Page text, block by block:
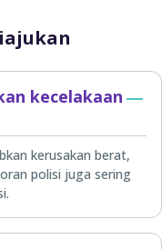
kecelakaan
kerusakan berat,
polisi juga sering